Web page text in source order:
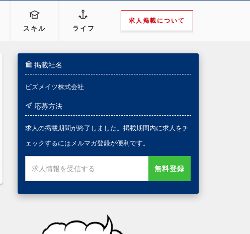
スキル ライフ
求人掲載について
掲載社名
ビズメイツ株式会社
応募方法
求人の掲載期間が終了しました。掲載期間内に求人をチ
ェックするにはメルマガ登録が便利です。
無料登録